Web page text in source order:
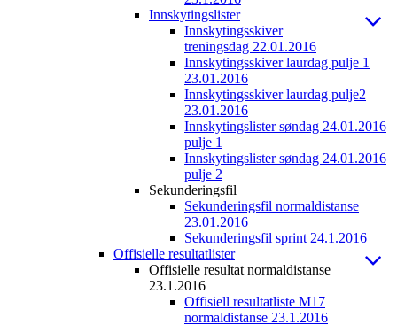
Innskytingslister
Innskytingsskiver
treningsdag 22.01.2016
Innskytingsskiver laurdag pulje 1
23.01.2016
Innskytingsskiver laurdag pulje2
23.01.2016
Innskytingslister søndag 24.01.2016
pulje 1
Innskytingslister søndag 24.01.2016
pulje 2
Sekunderingsfil
Sekunderingsfil normaldistanse
23.01.2016
Sekunderingsfil sprint 24.1.2016
Offisielle resultatlister
Offisielle resultat normaldistanse
23.1.2016
Offisiell resultatliste M17
normaldistanse 23.1.2016